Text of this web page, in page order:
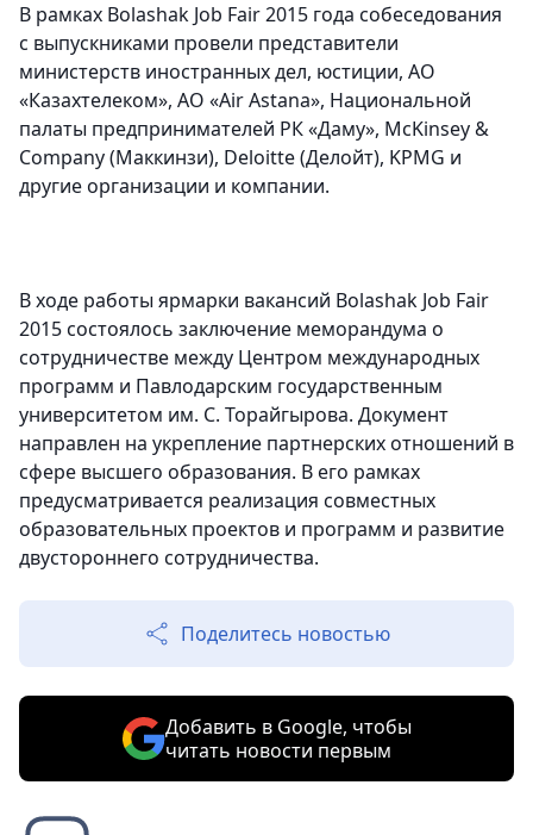
В рамках Bolashak Job Fair 2015 года собеседования
с выпускниками провели представители
министерств иностранных дел, юстиции, АО
«Казахтелеком», АО «Air Astana», Национальной
палаты предпринимателей РК «Даму», McKinsey &
Company (Маккинзи), Deloitte (Делойт), KPMG и
другие организации и компании.
В ходе работы ярмарки вакансий Bolashak Job Fair
2015 состоялось заключение меморандума о
сотрудничестве между Центром международных
программ и Павлодарским государственным
университетом им. С. Торайгырова. Документ
направлен на укрепление партнерских отношений в
сфере высшего образования. В его рамках
предусматривается реализация совместных
образовательных проектов и программ и развитие
двустороннего сотрудничества.
Поделитесь новостью
Добавить в Google, чтобы
читать новости первым